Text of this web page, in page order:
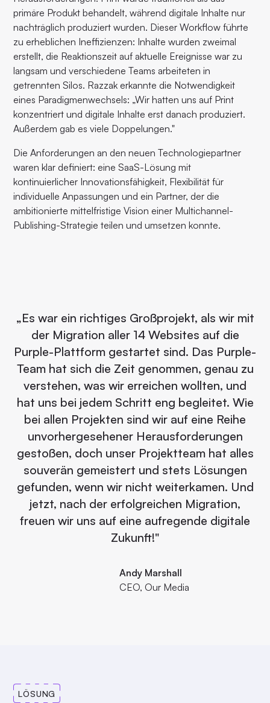
primäre Produkt behandelt, während digitale Inhalte nur
nachträglich produziert wurden. Dieser Workflow führte
zu erheblichen Ineffizienzen: Inhalte wurden zweimal
erstellt, die Reaktionszeit auf aktuelle Ereignisse war zu
langsam und verschiedene Teams arbeiteten in
getrennten Silos. Razzak erkannte die Notwendigkeit
eines Paradigmenwechsels: „Wir hatten uns auf Print
konzentriert und digitale Inhalte erst danach produziert.
Außerdem gab es viele Doppelungen."
Die Anforderungen an den neuen Technologiepartner
waren klar definiert: eine SaaS-Lösung mit
kontinuierlicher Innovationsfähigkeit, Flexibilität für
individuelle Anpassungen und ein Partner, der die
ambitionierte mittelfristige Vision einer Multichannel-
Publishing-Strategie teilen und umsetzen konnte.
„Es war ein richtiges Großprojekt, als wir mit
der Migration aller 14 Websites auf die
Purple-Plattform gestartet sind. Das Purple-
Team hat sich die Zeit genommen, genau zu
verstehen, was wir erreichen wollten, und
hat uns bei jedem Schritt eng begleitet. Wie
bei allen Projekten sind wir auf eine Reihe
unvorhergesehener Herausforderungen
gestoßen, doch unser Projektteam hat alles
souverän gemeistert und stets Lösungen
gefunden, wenn wir nicht weiterkamen. Und
jetzt, nach der erfolgreichen Migration,
freuen wir uns auf eine aufregende digitale
Zukunft!"
Andy Marshall
CEO, Our Media
LÖSUNG